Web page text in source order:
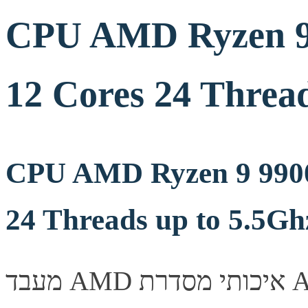
CPU AMD Ryzen
12 Cores 24
CPU AMD Ryzen 9
24 Threads up to
מעבד AMD איכותי מסדרת AMD Ryzen (ZEN 9), המציע